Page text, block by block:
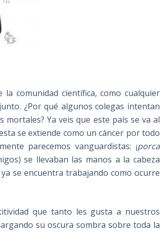
comunidad científica, como cualquier
¿Por qué algunos colegas intentan
Ya veis que este país se va al
se extiende como un cáncer por todo
parecemos vanguardistas: ¡porca
se llevaban las manos a la cabeza
ya se encuentra trabajando como ocurre
que tanto les gusta a nuestros
su oscura sombra sobre toda la